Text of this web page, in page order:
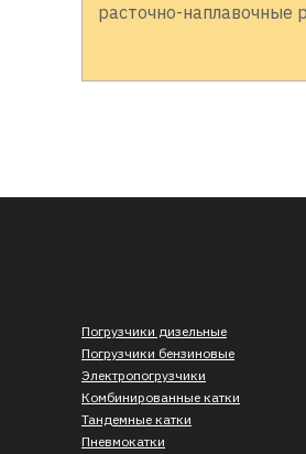
расточно-наплавочные
Погрузчики дизельные
Погрузчики бензиновые
Электропогрузчики
Комбинированные катки
Тандемные катки
Пневмокатки